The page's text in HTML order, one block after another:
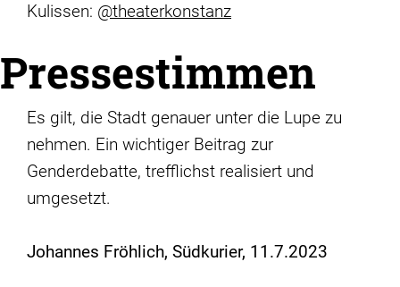
Kulissen: @theaterkonstanz
Pressestimmen
Es gilt, die Stadt genauer unter die Lupe zu
nehmen. Ein wichtiger Beitrag zur
Genderdebatte, trefflichst realisiert und
umgesetzt.
Johannes Fröhlich, Südkurier, 11.7.2023